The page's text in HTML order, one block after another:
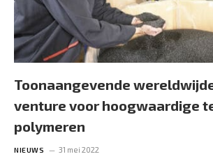
Toonaangevende
venture voor hoogwaardige
polymeren
NIEUWS 31 mei 2022